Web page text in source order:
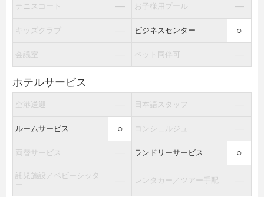
テニスコート ― お子様用プール ―
キッズクラブ ― ビジネスセンター ○
会議室 ― ペット同伴可 ―
ホテルサービス
空港送迎 ― 日本語スタッフ ―
ルームサービス ○ コンシェルジュ ―
両替サービス ― ランドリーサービス ○
託児施設／ベビーシッタ
ー
― レンタカー／ツアー手配 ―